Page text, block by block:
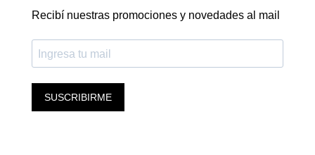
Recibí nuestras promociones y novedades al mail
SUSCRIBIRME